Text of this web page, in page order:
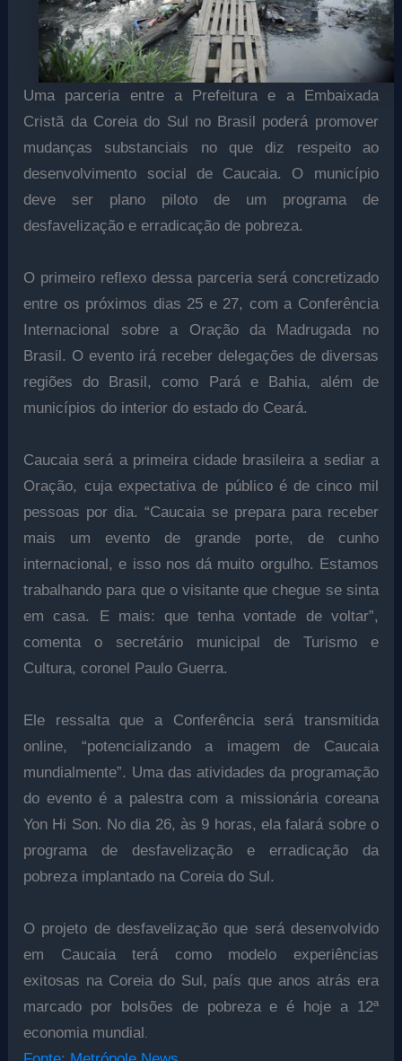
Uma parceria entre a Prefeitura e a Embaixada
Cristã da Coreia do Sul no Brasil poderá promover
mudanças substanciais no que diz respeito ao
desenvolvimento social de Caucaia. O município
deve ser plano piloto de um programa de
desfavelização e erradicação de pobreza.
O primeiro reflexo dessa parceria será concretizado
entre os próximos dias 25 e 27, com a Conferência
Internacional sobre a Oração da Madrugada no
Brasil. O evento irá receber delegações de diversas
regiões do Brasil, como Pará e Bahia, além de
municípios do interior do estado do Ceará.
Caucaia será a primeira cidade brasileira a sediar a
Oração, cuja expectativa de público é de cinco mil
pessoas por dia. “Caucaia se prepara para receber
mais um evento de grande porte, de cunho
internacional, e isso nos dá muito orgulho. Estamos
trabalhando para que o visitante que chegue se sinta
em casa. E mais: que tenha vontade de voltar”,
comenta o secretário municipal de Turismo e
Cultura, coronel Paulo Guerra.
Ele ressalta que a Conferência será transmitida
online, “potencializando a imagem de Caucaia
mundialmente”. Uma das atividades da programação
do evento é a palestra com a missionária coreana
Yon Hi Son. No dia 26, às 9 horas, ela falará sobre o
programa de desfavelização e erradicação da
pobreza implantado na Coreia do Sul.
O projeto de desfavelização que será desenvolvido
em Caucaia terá como modelo experiências
exitosas na Coreia do Sul, país que anos atrás era
marcado por bolsões de pobreza e é hoje a 12ª
economia mundial